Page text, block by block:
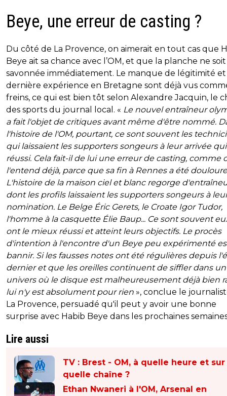
Beye, une erreur de casting ?
Du côté de La Provence, on aimerait en tout cas que
Beye ait sa chance avec l’OM, et que la planche ne soit
savonnée immédiatement. Le manque de légitimité et
dernière expérience en Bretagne sont déjà vus
freins, ce qui est bien tôt selon Alexandre Jacquin, le
des sports du journal local. « Le nouvel entraîneur
a fait l'objet de critiques avant même d'être nommé.
l'histoire de l'OM, pourtant, ce sont souvent les
qui laissaient les supporters songeurs à leur arrivée
réussi. Cela fait-il de lui une erreur de casting, comme
l'entend déjà, parce que sa fin à Rennes a été
L'histoire de la maison ciel et blanc regorge
dont les profils laissaient les supporters songeurs à
nomination. Le Belge Éric Gerets, le Croate Igor Tudor,
l'homme à la casquette Élie Baup... Ce sont souvent
ont le mieux réussi et atteint leurs objectifs. Le procès
d'intention à l'encontre d'un Beye peu expérimenté
bannir. Si les fausses notes ont été régulières depuis
dernier et que les oreilles continuent de siffler dans un
univers où le disque est malheureusement déjà bien
lui n'y est absolument pour rien », conclue le
La Provence, persuadé qu'il peut y avoir une bonne
surprise avec Habib Beye dans les prochaines
Lire aussi
TV : Brest - OM, à quelle heure et sur
quelle chaîne ?
Ethan Nwaneri à l'OM, Arsenal en